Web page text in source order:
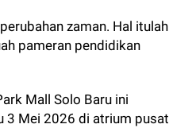
zaman. Hal itulah
pameran pendidikan
Mall Solo Baru ini
3 Mei 2026 di atrium pusat